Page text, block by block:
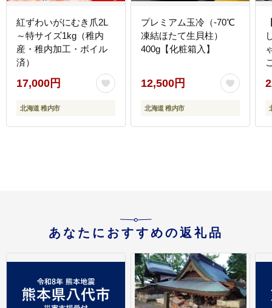
紅ずわいがにむき爪2L
～特サイズ1kg（稚内
産・稚内加工・ボイル
済）
17,000円
北海道 稚内市
プレミアム玉冷（-70℃
凍結ほたて生貝柱）
400g【化粧箱入】
12,500円
北海道 稚内市
あなたにおすすめの返礼品